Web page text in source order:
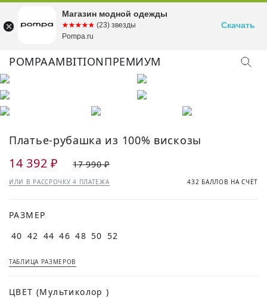
POMPAAMBITIONПРЕМИУМ
Платье-рубашка из 100% вискозы
14 392 ₽ 17 990 ₽
ИЛИ В РАССРОЧКУ 4 ПЛАТЕЖА 432 БАЛЛОВ НА СЧЁТ
РАЗМЕР
40 42 44 46 48 50 52
ТАБЛИЦА РАЗМЕРОВ
ЦВЕТ (Мультиколор )
Магазин модной одежды
☆☆☆☆☆
★★★★★ (23) звезды
Pompa.ru
Скачать